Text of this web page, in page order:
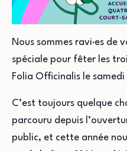
Nous sommes ravi·es de
spéciale pour fêter les
Folia Officinalis le
C’est toujours quelque
parcouru depuis
public, et cette année